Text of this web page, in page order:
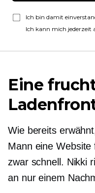
Ich bin damit
Ich kann mich jederzeit
Eine
Wie bereits
Mann eine
zwar schnell. Nikki
an nur einem